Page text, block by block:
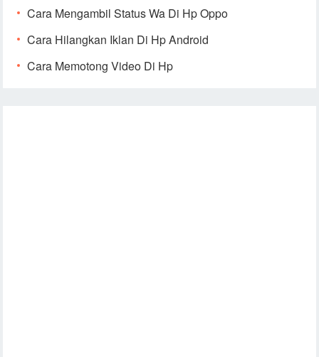
Cara Mengambil Status Wa Di Hp Oppo
Cara Hilangkan Iklan Di Hp Android
Cara Memotong Video Di Hp